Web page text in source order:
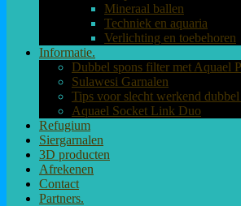
Mineraal ballen
Techniek en aquaria
Verlichting en toebehoren
Informatie.
Dubbel spons filter met Aquael
Sulawesi Garnalen
Tips voor slecht werkend
Aquael Socket Link Duo
Refugium
Siergarnalen
3D producten
Afrekenen
Contact
Partners.